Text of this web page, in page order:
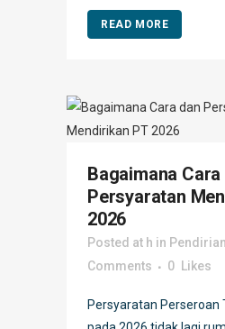
READ MORE
Bagaimana Cara
Persyaratan
2026
Posted at h in
Comments
0 Likes
Persyaratan Perseroan